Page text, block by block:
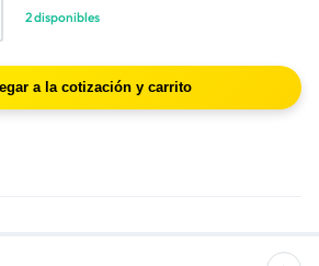
2 disponibles